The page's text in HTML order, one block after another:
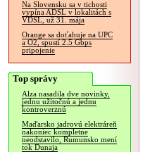
Na Slovensku sa v tichosti
vypína ADSL v lokalitách s
VDSL, už 31. mája
Orange sa doťahuje na UPC
a O2, spustí 2.5 Gbps
pripojenie
Top správy
Alza nasadila dve novinky,
jednu užitočnú a jednu
kontroverznú
Maďarsko jadrovú elektráreň
nakoniec kompletne
neodstavilo, Rumunsko mení
tok Dunaja